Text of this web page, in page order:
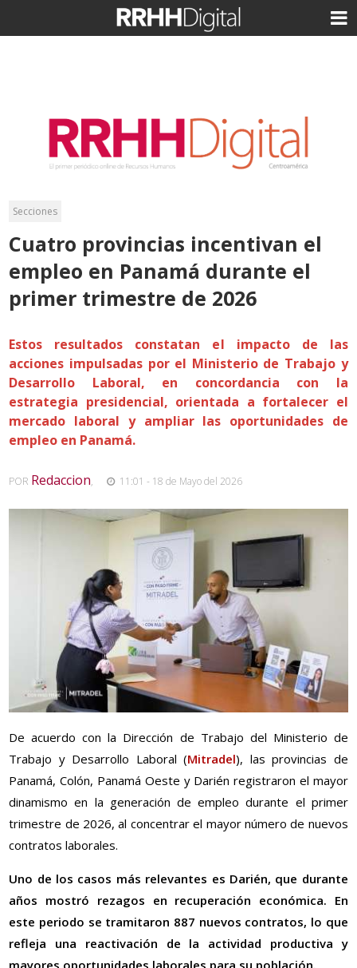
Secciones
Cuatro provincias incentivan el
empleo en Panamá durante el
primer trimestre de 2026
Estos resultados constatan el impacto de las
acciones impulsadas por el Ministerio de Trabajo y
Desarrollo Laboral, en concordancia con la
estrategia presidencial, orientada a fortalecer el
mercado laboral y ampliar las oportunidades de
empleo en Panamá.
POR Redaccion, 11:01 - 18 de Mayo del 2026
De acuerdo con la Dirección de Trabajo del Ministerio de
Trabajo y Desarrollo Laboral (Mitradel), las provincias de
Panamá, Colón, Panamá Oeste y Darién registraron el mayor
dinamismo en la generación de empleo durante el primer
trimestre de 2026, al concentrar el mayor número de nuevos
contratos laborales.
Uno de los casos más relevantes es Darién, que durante
años mostró rezagos en recuperación económica. En
este periodo se tramitaron 887 nuevos contratos, lo que
refleja una reactivación de la actividad productiva y